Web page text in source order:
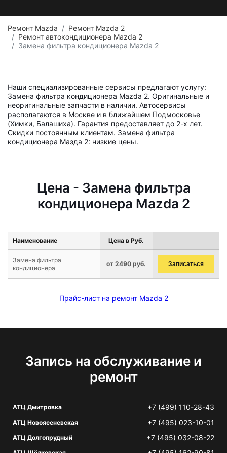
Ремонт Mazda
Ремонт Mazda 2
Ремонт автокондиционера Mazda 2
Замена фильтра кондиционера Mazda 2
Наши специализированные сервисы предлагают услугу:
Замена фильтра кондиционера Mazda 2. Оригинальные и
неоригинальные запчасти в наличии. Автосервисы
располагаются в Москве и в ближайшем Подмосковье
(Химки, Балашиха). Гарантия предоставляет до 2-х лет.
Скидки постоянным клиентам. Замена фильтра
кондиционера Мазда 2: низкие цены.
Цена - Замена фильтра
кондиционера Mazda 2
Наименование Цена в Руб.
Замена фильтра
кондиционера
от 2490 руб. Записаться
Прайс-лист на ремонт Mazda 2
Запись на обслуживание и
ремонт
АТЦ Дмитровка +7 (499) 110-28-43
АТЦ Новоясеневская +7 (495) 023-10-01
АТЦ Долгопрудный +7 (495) 032-08-22